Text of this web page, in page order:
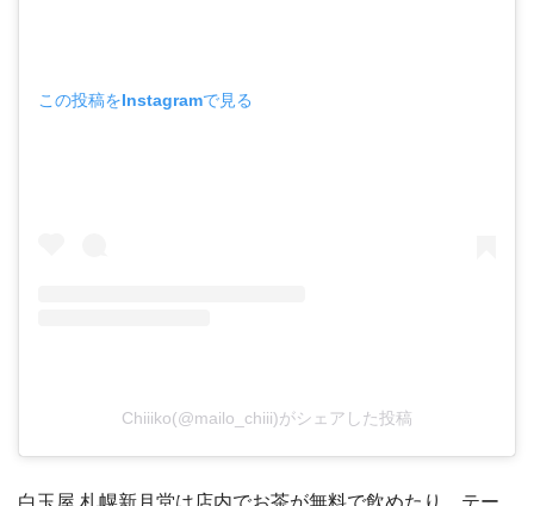
この投稿をInstagramで見る
Chiiiko(@mailo_chiii)がシェアした投稿